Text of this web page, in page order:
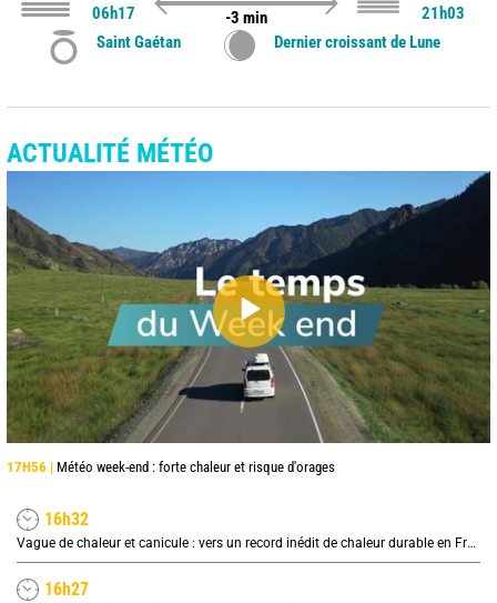
06h17
-3 min
21h03
Saint Gaétan
Dernier croissant de Lune
ACTUALITÉ MÉTÉO
17H56 | Météo week-end : forte chaleur et risque d'orages
16h32
Vague de chaleur et canicule : vers un record inédit de chaleur durable en France
16h27